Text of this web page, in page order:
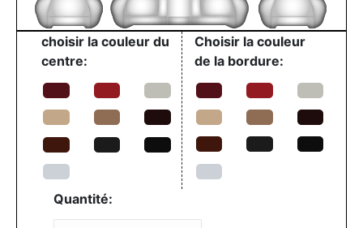
choisir la couleur du
centre:
Choisir la couleur
de la bordure:
Quantité: